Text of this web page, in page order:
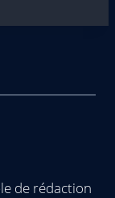
de rédaction